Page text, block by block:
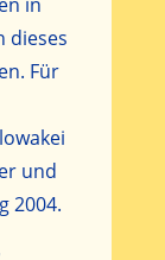
dieses
Für
und
2004.